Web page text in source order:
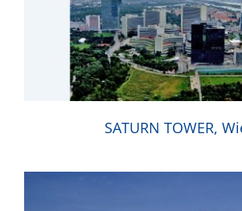
SATURN TOWER,